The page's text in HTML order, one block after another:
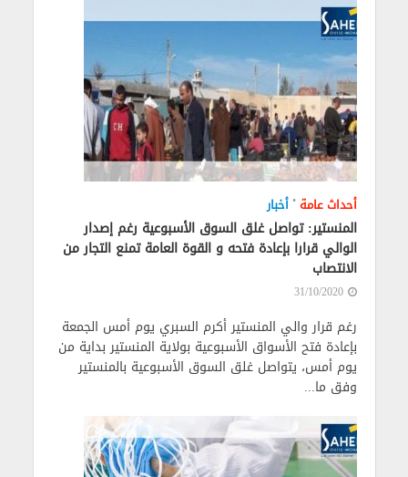
أحداث عامة • أخبار
المنستير: تواصل غلق السوق الأسبوعية رغم إصدار
الوالي قرارا بإعادة فتحه و القوة العامة تمنع التجار من
الانتصاب
31/10/2020
رغم قرار والي المنستير أكرم السبري يوم أمس الجمعة
بإعادة فتح الأسواق الأسبوعية بولاية المنستير بداية من
يوم أمس، يتواصل غلق السوق الأسبوعية بالمنستير
وفق ما...